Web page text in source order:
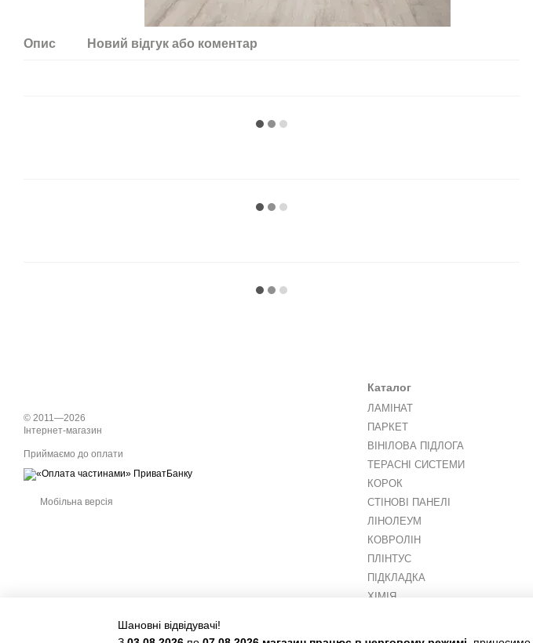
Опис Новий відгук або коментар
© 2011—2026
Інтернет-магазин
Приймаємо до оплати
Мобільна версія
Каталог
ЛАМІНАТ
ПАРКЕТ
ВІНІЛОВА ПІДЛОГА
ТЕРАСНІ СИСТЕМИ
КОРОК
СТІНОВІ ПАНЕЛІ
ЛІНОЛЕУМ
КОВРОЛІН
ПЛІНТУС
ПІДКЛАДКА
ХІМІЯ
Шановні відвідувачі!